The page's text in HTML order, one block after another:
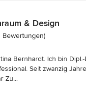
& Design
5 von 5
Bewertungen)
Bernhardt. Ich bin
Seit zwanzig
Zu...